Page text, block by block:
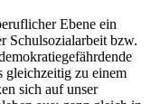
Ebene ein
Schulsozialarbeit bzw.
gleichzeitig zu einem
sich auf unser